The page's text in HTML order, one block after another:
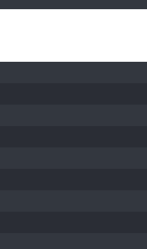
のため、コメント欄を邪魔するこ